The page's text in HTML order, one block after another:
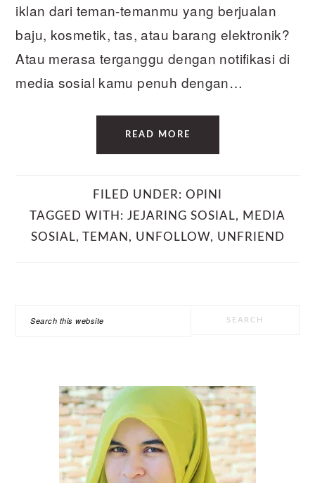
iklan dari teman-temanmu yang berjualan
baju, kosmetik, tas, atau barang elektronik?
Atau merasa terganggu dengan notifikasi di
media sosial kamu penuh dengan…
READ MORE
FILED UNDER: OPINI
TAGGED WITH: JEJARING SOSIAL, MEDIA
SOSIAL, TEMAN , UNFOLLOW, UNFRIEND
Search